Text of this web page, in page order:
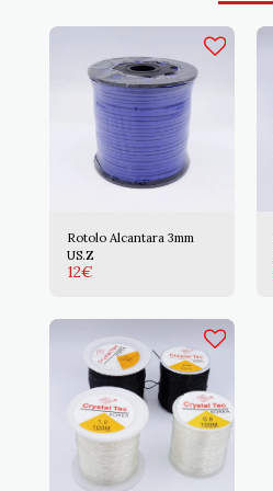
Rotolo Alcantara 3mm
US.Z
12€